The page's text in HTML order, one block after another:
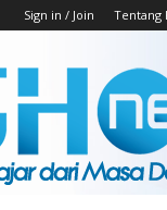
Sign in / Join Tentang